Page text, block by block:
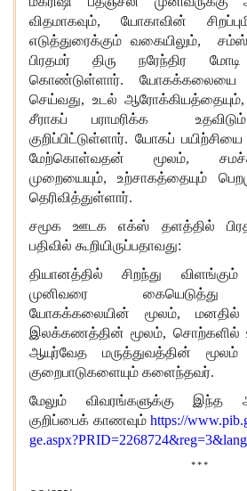
விதமாகவும், யோகாவின்
எடுத்துரைக்கும் வகையிலும்,
பிரதமர் திரு நரேந்திர
கொண்டுள்ளார். யோகக்கலையை
செய்வது, உடல்
சீராகப் பராமரிக்க
குறிப்பிட்டுள்ளார். யோகப்
மேற்கொள்வதன் மூலம்,
முறையையும், உற்சாகத்தையும்
தெரிவித்துள்ளார்.
சமூக ஊடக எக்ஸ் தளத்தில்
பதிவில் கூறியிருப்பதாவது:
தியானத்தில் சிறந்து
முனிவரை கையெடுத்து
யோகக்கலையின் மூலம், மனதில்
இலக்கணத்தின் மூலம், சொற்களில்
ஆயுர்வேத மருத்துவத்தின்
குறைபாடுகளையும் களைந்தவர்.
மேலும் விவரங்களுக்கு இந்த
குறிப்பைக் காணவும் https://
***